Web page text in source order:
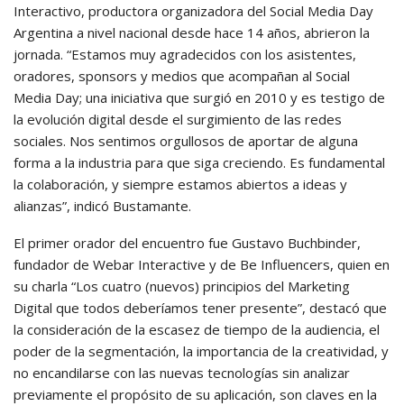
Interactivo, productora organizadora del Social Media Day
Argentina a nivel nacional desde hace 14 años, abrieron la
jornada. “Estamos muy agradecidos con los asistentes,
oradores, sponsors y medios que acompañan al Social
Media Day; una iniciativa que surgió en 2010 y es testigo de
la evolución digital desde el surgimiento de las redes
sociales. Nos sentimos orgullosos de aportar de alguna
forma a la industria para que siga creciendo. Es fundamental
la colaboración, y siempre estamos abiertos a ideas y
alianzas”, indicó Bustamante.
El primer orador del encuentro fue Gustavo Buchbinder,
fundador de Webar Interactive y de Be Influencers, quien en
su charla “Los cuatro (nuevos) principios del Marketing
Digital que todos deberíamos tener presente”, destacó que
la consideración de la escasez de tiempo de la audiencia, el
poder de la segmentación, la importancia de la creatividad, y
no encandilarse con las nuevas tecnologías sin analizar
previamente el propósito de su aplicación, son claves en la